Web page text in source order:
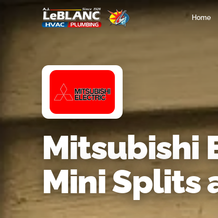
Home
Mitsubishi
Mini Splits